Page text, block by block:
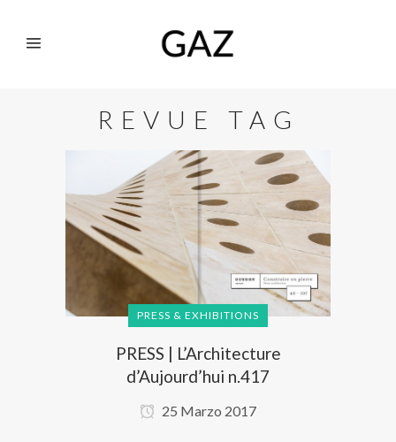
REVUE TAG
PRESS & EXHIBITIONS
PRESS | L’Architecture
d’Aujourd’hui n.417
25 Marzo 2017